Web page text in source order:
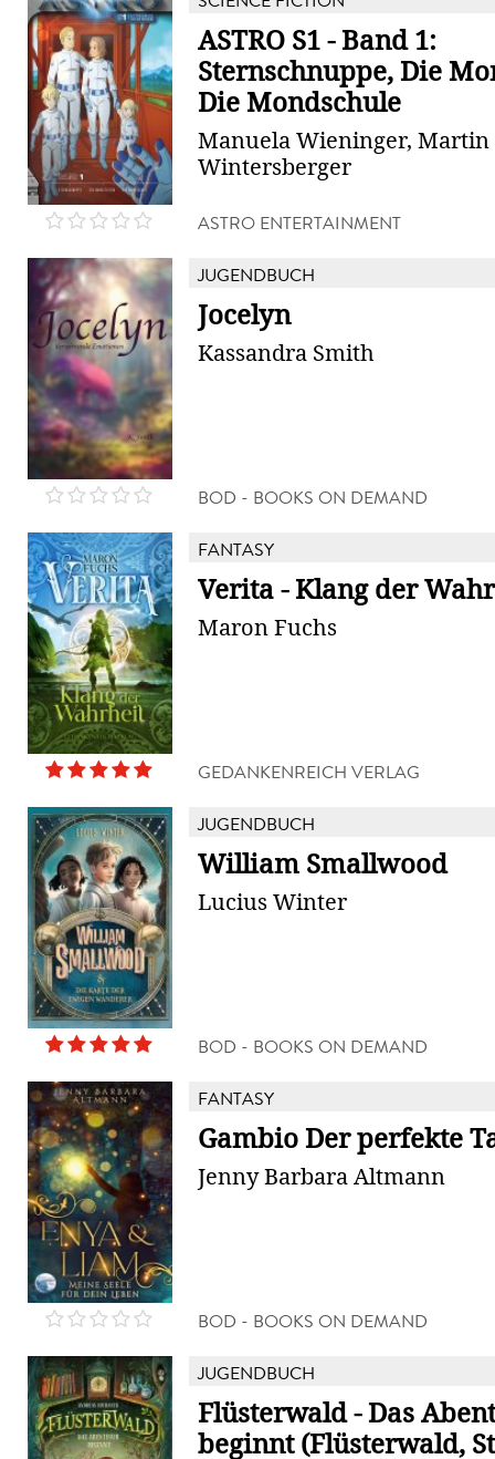
ASTRO S1 - Band 1:
Sternschnuppe, Die
Die Mondschule
Manuela Wieninger, Martin
Wintersberger
ASTRO ENTERTAINMENT
JUGENDBUCH
Jocelyn
Kassandra Smith
BOD - BOOKS ON DEMAND
FANTASY
Verita - Klang der
Maron Fuchs
GEDANKENREICH VERLAG
JUGENDBUCH
William Smallwood
Lucius Winter
BOD - BOOKS ON DEMAND
FANTASY
Gambio Der perfekte
Jenny Barbara Altmann
BOD - BOOKS ON DEMAND
JUGENDBUCH
Flüsterwald - Das
beginnt (Flüsterwald,